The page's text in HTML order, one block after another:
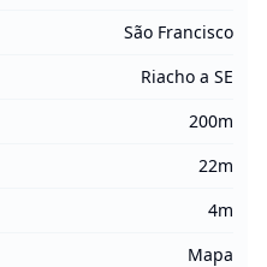
São Francisco
Riacho a SE
200m
22m
4m
Mapa